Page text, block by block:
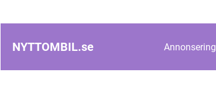
NYTTOMBIL.se Annonsering